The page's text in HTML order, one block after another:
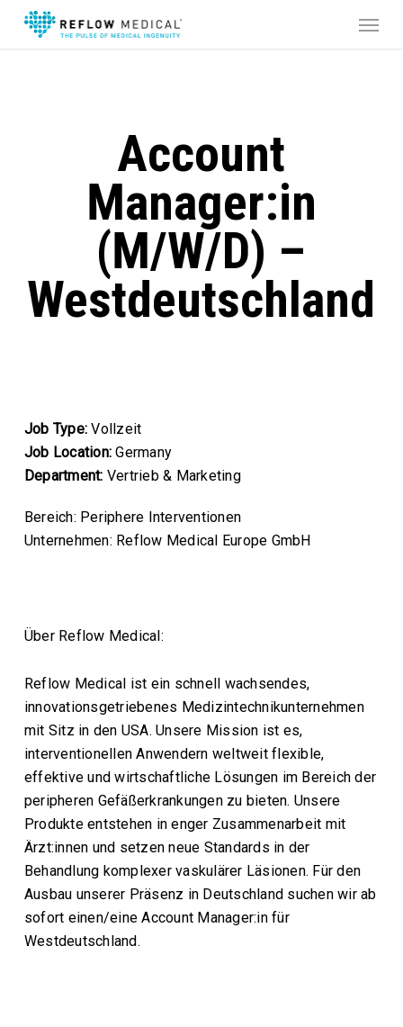
Account
Manager:in
(m/w/d) –
Westdeutschland
Job Type:Vollzeit
Job Location:Germany
Department: Vertrieb & Marketing
Bereich: Periphere Interventionen
Unternehmen: Reflow Medical Europe GmbH
Über Reflow Medical:
Reflow Medical ist ein schnell wachsendes,
innovationsgetriebenes Medizintechnikunternehmen
mit Sitz in den USA. Unsere Mission ist es,
interventionellen Anwendern weltweit flexible,
effektive und wirtschaftliche Lösungen im Bereich der
peripheren Gefäßerkrankungen zu bieten. Unsere
Produkte entstehen in enger Zusammenarbeit mit
Ärzt:innen und setzen neue Standards in der
Behandlung komplexer vaskulärer Läsionen. Für den
Ausbau unserer Präsenz in Deutschland suchen wir ab
sofort einen/eine Account Manager:in für
Westdeutschland.